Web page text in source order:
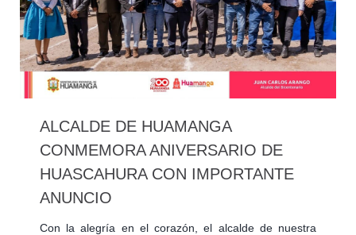
ALCALDE DE HUAMANGA
CONMEMORA ANIVERSARIO DE
HUASCAHURA CON IMPORTANTE
ANUNCIO
Con la alegría en el corazón, el alcalde de nuestra